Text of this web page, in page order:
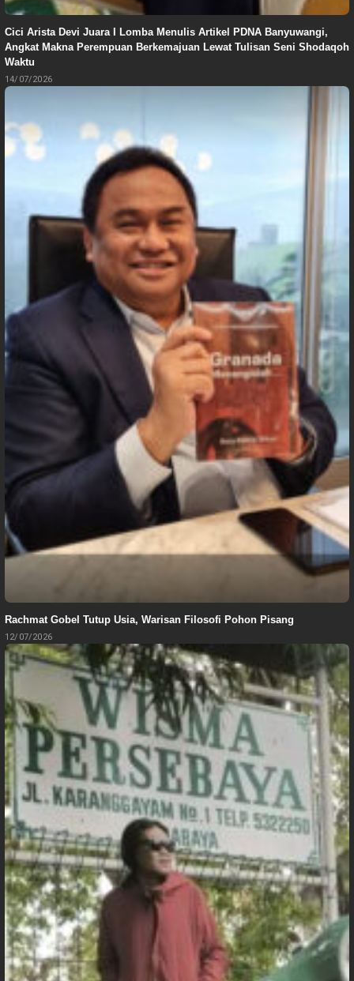
Cici Arista Devi Juara I Lomba Menulis Artikel PDNA Banyuwangi,
Angkat Makna Perempuan Berkemajuan Lewat Tulisan Seni Shodaqoh
Waktu
14/07/2026
Rachmat Gobel Tutup Usia, Warisan Filosofi Pohon Pisang
12/07/2026